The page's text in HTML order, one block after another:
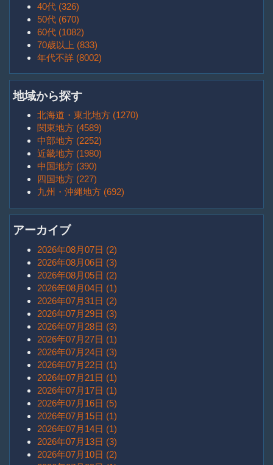
40代 (326)
50代 (670)
60代 (1082)
70歳以上 (833)
年代不詳 (8002)
地域から探す
北海道・東北地方 (1270)
関東地方 (4589)
中部地方 (2252)
近畿地方 (1980)
中国地方 (390)
四国地方 (227)
九州・沖縄地方 (692)
アーカイブ
2026年08月07日 (2)
2026年08月06日 (3)
2026年08月05日 (2)
2026年08月04日 (1)
2026年07月31日 (2)
2026年07月29日 (3)
2026年07月28日 (3)
2026年07月27日 (1)
2026年07月24日 (3)
2026年07月22日 (1)
2026年07月21日 (1)
2026年07月17日 (1)
2026年07月16日 (5)
2026年07月15日 (1)
2026年07月14日 (1)
2026年07月13日 (3)
2026年07月10日 (2)